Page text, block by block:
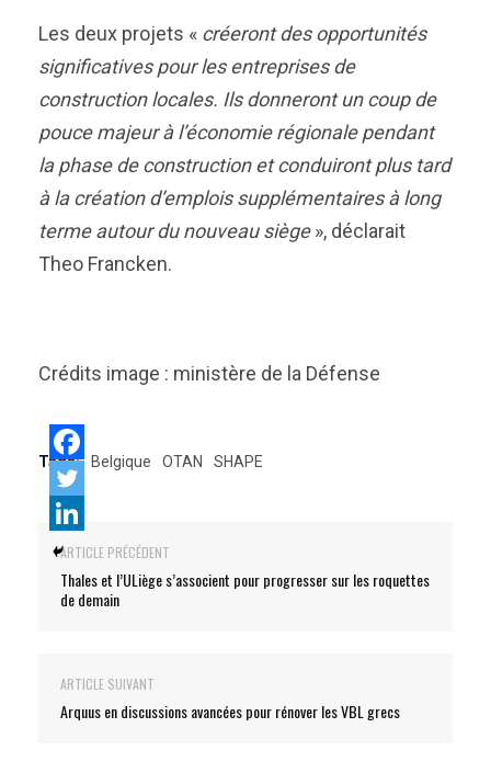
Les deux projets « créeront des opportunités
significatives pour les entreprises de
construction locales. Ils donneront un coup de
pouce majeur à l’économie régionale pendant
la phase de construction et conduiront plus tard
à la création d’emplois supplémentaires à long
terme autour du nouveau siège», déclarait
Theo Francken.
Crédits image : ministère de la Défense
Tags: Belgique OTAN SHAPE
ARTICLE PRÉCÉDENT
Thales et l’ULiège s’associent pour progresser sur les roquettes
de demain
ARTICLE SUIVANT
Arquus en discussions avancées pour rénover les VBL grecs